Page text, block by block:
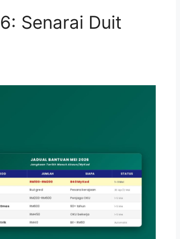
Senarai Duit